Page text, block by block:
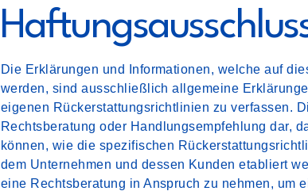
Die Erklärungen und Informationen, welche auf
werden, sind ausschließlich allgemeine
eigenen Rückerstattungsrichtlinien zu verfassen.
Rechtsberatung oder Handlungsempfehlung dar,
können, wie die spezifischen
dem Unternehmen und dessen Kunden etabliert
eine Rechtsberatung in Anspruch zu nehmen, um